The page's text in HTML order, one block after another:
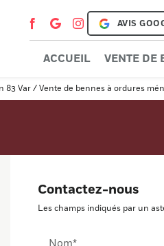
AVIS
ACCUEIL VENTE DE
83 Var / Vente de bennes à ordures
Contactez-nous
Les champs indiqués par un
Nom*